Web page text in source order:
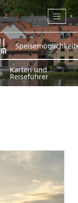
Karten und
Reiseführer